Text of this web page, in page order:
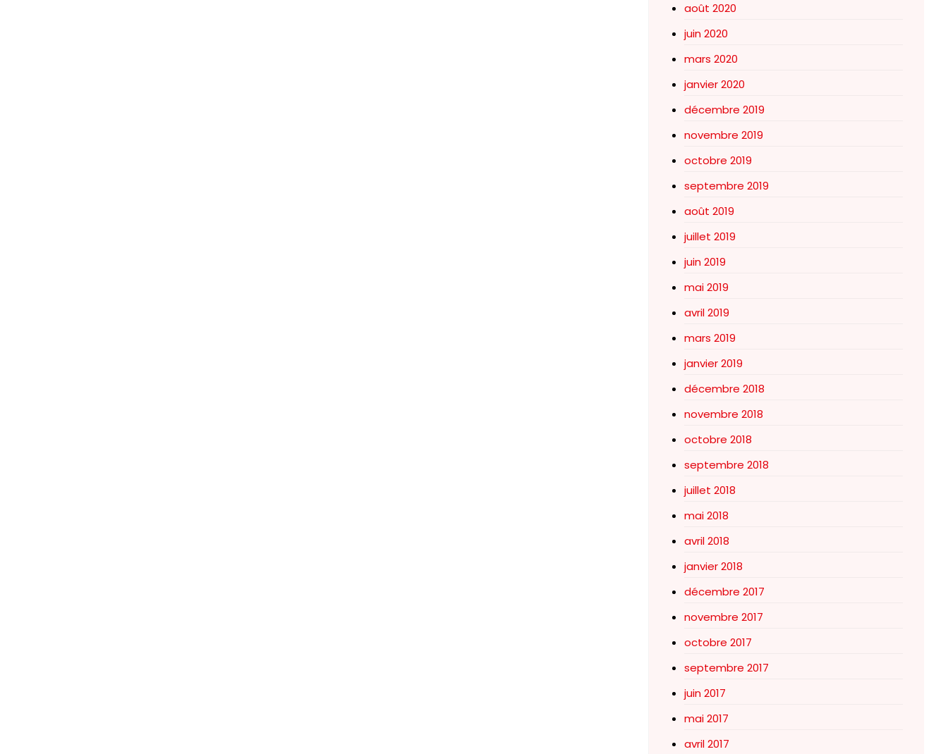
août 2020
juin 2020
mars 2020
janvier 2020
décembre 2019
novembre 2019
octobre 2019
septembre 2019
août 2019
juillet 2019
juin 2019
mai 2019
avril 2019
mars 2019
janvier 2019
décembre 2018
novembre 2018
octobre 2018
septembre 2018
juillet 2018
mai 2018
avril 2018
janvier 2018
décembre 2017
novembre 2017
octobre 2017
septembre 2017
juin 2017
mai 2017
avril 2017